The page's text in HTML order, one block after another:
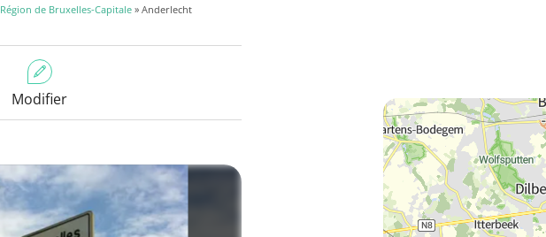
Région de Bruxelles-Capitale » Anderlecht
Modifier